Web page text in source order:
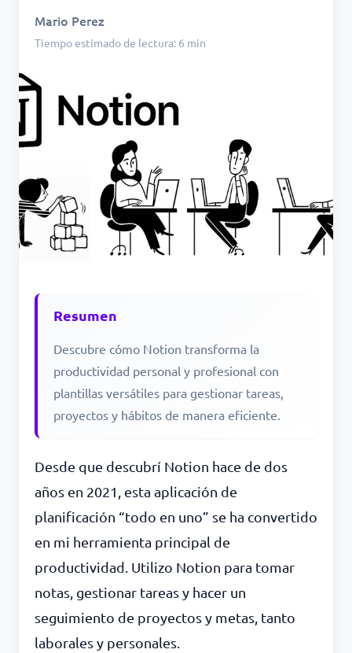
Mario Perez
Tiempo estimado de lectura: 6 min
Resumen
Descubre cómo Notion transforma la
productividad personal y profesional con
plantillas versátiles para gestionar tareas,
proyectos y hábitos de manera eficiente.
Desde que descubrí Notion hace de dos
años en 2021, esta aplicación de
planificación “todo en uno” se ha convertido
en mi herramienta principal de
productividad. Utilizo Notion para tomar
notas, gestionar tareas y hacer un
seguimiento de proyectos y metas, tanto
laborales y personales.